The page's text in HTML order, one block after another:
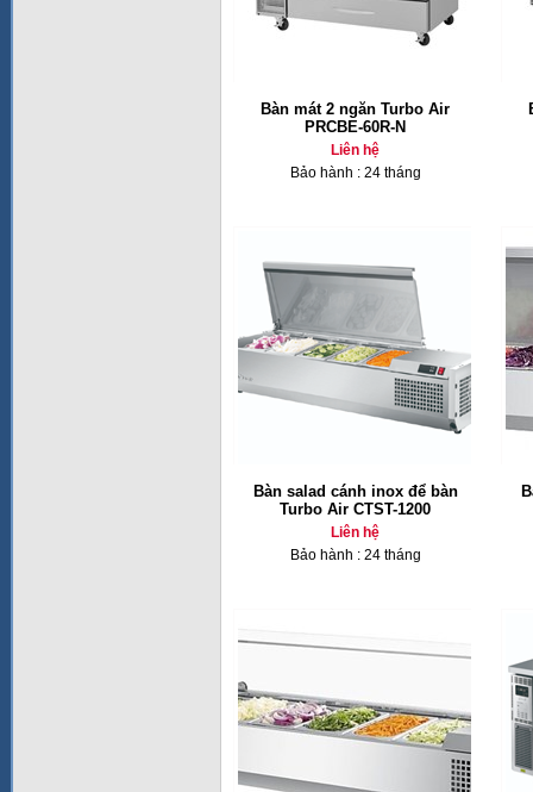
Bàn mát 2 ngăn Turbo Air
PRCBE-60R-N
Liên hệ
Bảo hành : 24 tháng
Bàn salad cánh inox để bàn
Turbo Air CTST-1200
Liên hệ
Bảo hành : 24 tháng